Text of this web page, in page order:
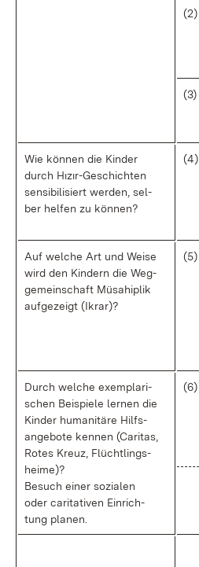
(2)
(3)
Wie kön­nen die Kin­der
durch Hızır-Ge­schich­ten
sen­si­bi­li­siert wer­den, sel­
ber hel­fen zu kön­nen?
(4)
Auf wel­che Art und Wei­se
wird den Kin­dern die Weg­
ge­mein­schaft Mü­sahi­plik
auf­ge­zeigt (Ikrar)?
(5)
Durch wel­che ex­em­pla­ri­
schen Bei­spie­le ler­nen die
Kin­der hu­ma­ni­tä­re Hilfs­
an­ge­bo­te ken­nen (Ca­ri­tas,
Ro­tes Kreuz, Flücht­lings­
hei­me)?
Be­such ei­ner so­zia­len
oder ca­ri­ta­ti­ven Ein­rich­
tung pla­nen.
(6)